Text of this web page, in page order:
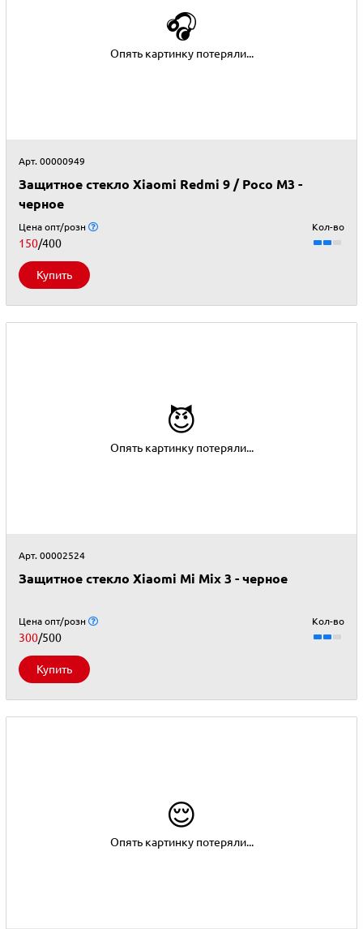
🎧
Опять картинку потеряли...
Арт. 00000949
Защитное стекло Xiaomi Redmi 9 / Poco M3 -
черное
Цена опт/розн
150/400
Кол-во
Купить
😈
Опять картинку потеряли...
Арт. 00002524
Защитное стекло Xiaomi Mi Mix 3 - черное
Цена опт/розн
300/500
Кол-во
Купить
😌
Опять картинку потеряли...